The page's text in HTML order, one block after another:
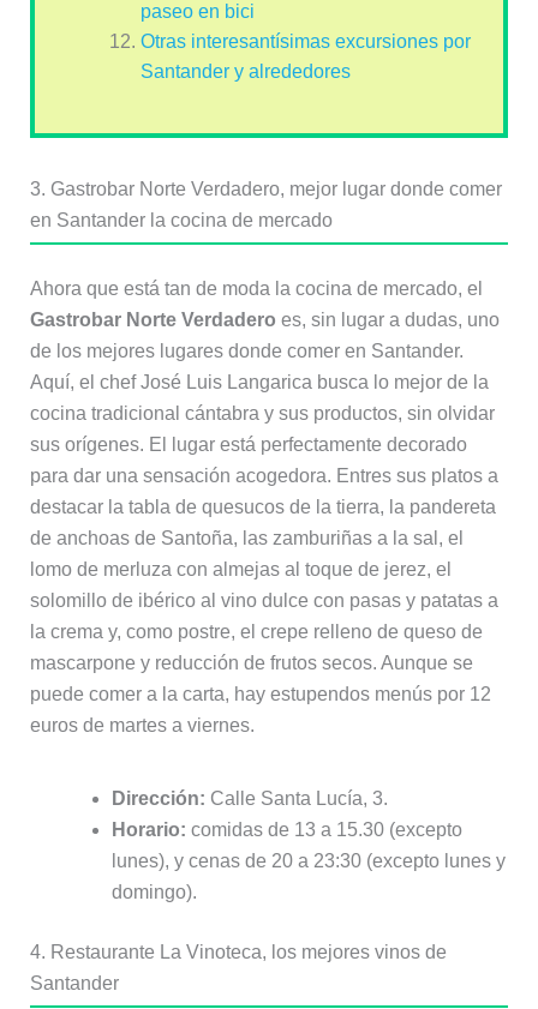
paseo en bici
Otras interesantísimas excursiones por
Santander y alrededores
3. Gastrobar Norte Verdadero, mejor lugar donde comer
en Santander la cocina de mercado
Ahora que está tan de moda la cocina de mercado, el
Gastrobar Norte Verdadero es, sin lugar a dudas, uno
de los mejores lugares donde comer en Santander.
Aquí, el chef José Luis Langarica busca lo mejor de la
cocina tradicional cántabra y sus productos, sin olvidar
sus orígenes. El lugar está perfectamente decorado
para dar una sensación acogedora. Entres sus platos a
destacar la tabla de quesucos de la tierra, la pandereta
de anchoas de Santoña, las zamburiñas a la sal, el
lomo de merluza con almejas al toque de jerez, el
solomillo de ibérico al vino dulce con pasas y patatas a
la crema y, como postre, el crepe relleno de queso de
mascarpone y reducción de frutos secos. Aunque se
puede comer a la carta, hay estupendos menús por 12
euros de martes a viernes.
Dirección: Calle Santa Lucía, 3.
Horario: comidas de 13 a 15.30 (excepto
lunes), y cenas de 20 a 23:30 (excepto lunes y
domingo).
4. Restaurante La Vinoteca, los mejores vinos de
Santander